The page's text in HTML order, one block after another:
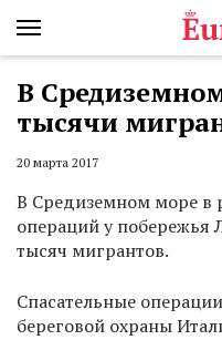
В
тысячи
20 марта 2017
В Средиземном море в
операций у побережья
тысяч мигрантов.
Спасательные
береговой охраны